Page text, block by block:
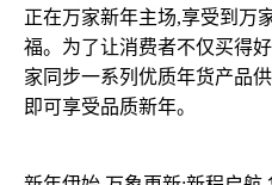
正在万家新年主场,享受到万
福。为了让消费者不仅买得
家同步一系列优质年货产品
即可享受品质新年。